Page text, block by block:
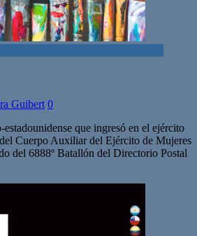
Guibert 0
que ingresó en el ejército
Cuerpo Auxiliar del Ejército de Mujeres
del 6888º Batallón del Directorio Postal